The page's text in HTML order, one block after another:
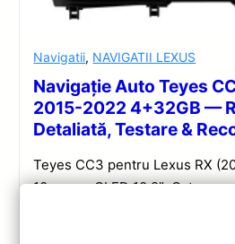
Navigatii, NAVIGATII LEXUS
Navigație Auto Teyes
2015-2022 4+32GB —
Detaliată, Testare &
Teyes CC3 pentru Lexus RX
10, ecran QLED 10.2″, Octa-